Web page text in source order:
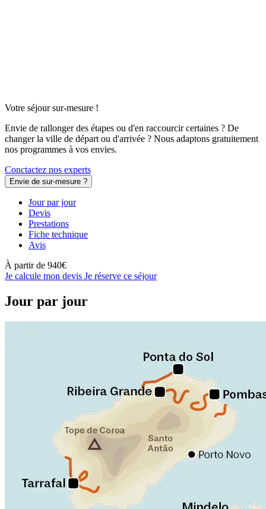
Votre séjour sur-mesure !
Envie de rallonger des étapes ou d'en raccourcir certaines ? De
changer la ville de départ ou d'arrivée ? Nous adaptons gratuitement
nos programmes à vos envies.
Conctactez nos experts
Envie de sur-mesure ?
Jour par jour
Devis
Prestations
Fiche technique
Avis
À partir de 940€
Je calcule mon devis Je réserve ce séjour
Jour par jour